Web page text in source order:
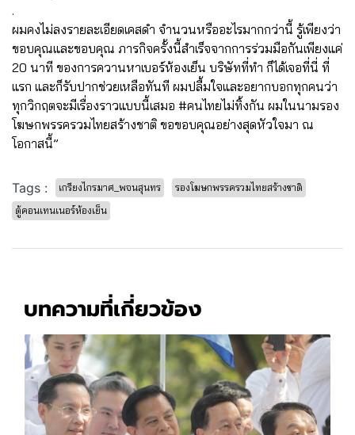
.
ผมคงไม่ลงรายละเอียดเคสดำ จำนวนหรืออะไรมากกว่านี้ รู้เพียงว่า
ขอบคุณและขอบคุณ ภารกิจครั้งนี้สำเร็จจากการร่วมมือกันเพียงแค่
20 นาที ของการควานหาเบอร์ห้องเย็น บริษัทที่ทำ ก็ได้เจอที่นี่ ที่
แรก และก็รับปากช่วยเหลือทันที ผมปลื้มใจและอยากบอกทุกคนว่า
ทุกวิกฤตจะมีเรื่องราวแบบนี้เสมอ #คนไทยไม่ทิ้งกัน ผมในนามรอง
โฆษกพรรครวมไทยสร้างชาติ ขอขอบคุณอย่างสุดหัวใจมา ณ
โอกาสนี้”
Tags : เกรียงไกรมาศ_พจนสุนทร
รองโฆษกพรรครวมไทยสร้างชาติ
ตู้คอนเทนเนอร์ห้องเย็น
บทความที่เกี่ยวข้อง